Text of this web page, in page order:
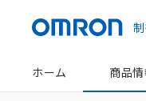
ホーム 商品